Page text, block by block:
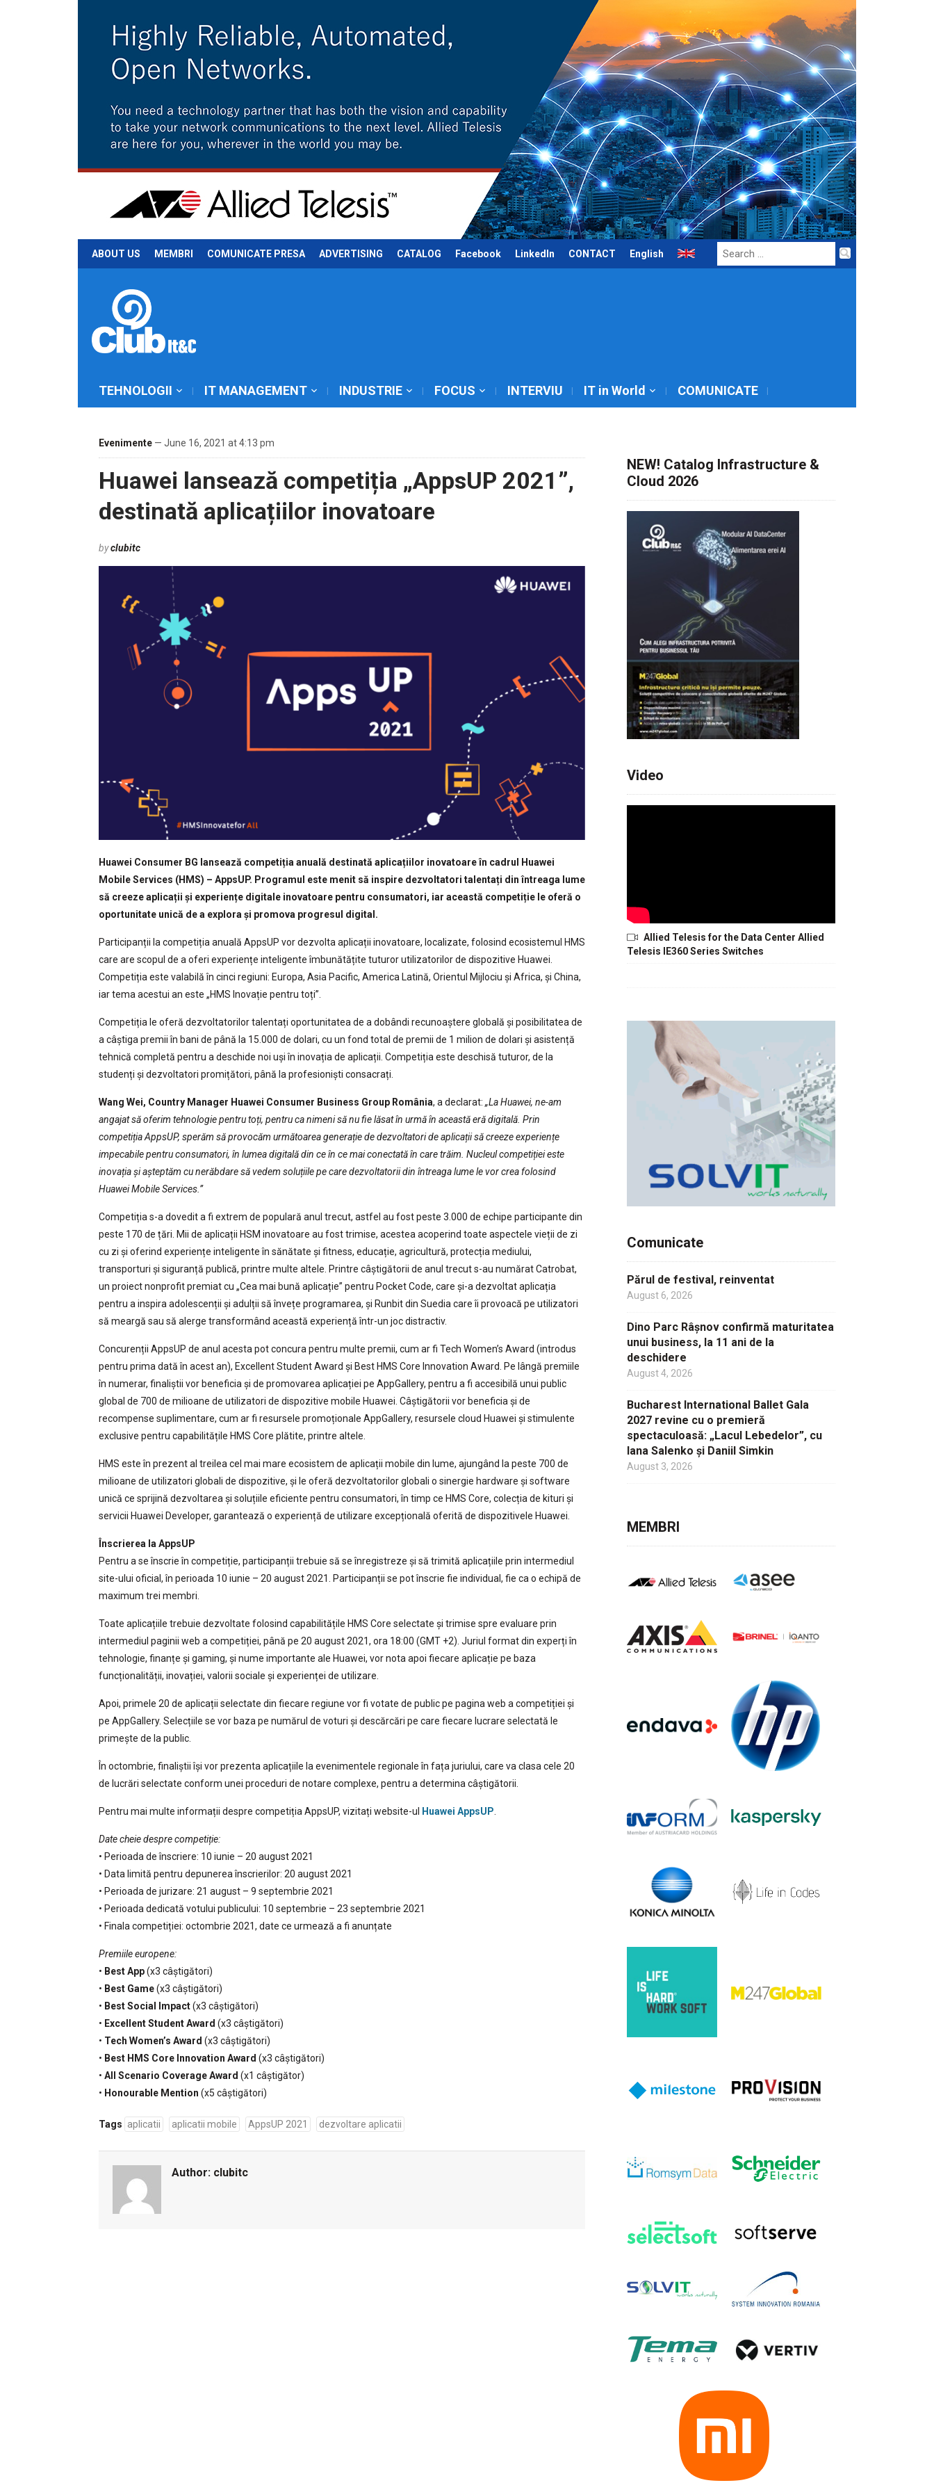
ABOUT US MEMBRI COMUNICATE PRESA ADVERTISING CATALOG Facebook LinkedIn CONTACT English
Search
for:
TEHNOLOGII IT MANAGEMENT INDUSTRIE FOCUS INTERVIU IT in World COMUNICATE
Evenimente — June 16, 2021 at 4:13 pm
Huawei lansează competiția „AppsUP 2021”,
destinată aplicațiilor inovatoare
byclubitc
Huawei Consumer BG lansează competiția anuală destinată aplicațiilor inovatoare în cadrul Huawei
Mobile Services (HMS) – AppsUP. Programul este menit să inspire dezvoltatori talentați din întreaga lume
să creeze aplicații și experiențe digitale inovatoare pentru consumatori, iar această competiție le oferă o
oportunitate unică de a explora și promova progresul digital.
Participanții la competiția anuală AppsUP vor dezvolta aplicații inovatoare, localizate, folosind ecosistemul HMS
care are scopul de a oferi experiențe inteligente îmbunătățite tuturor utilizatorilor de dispozitive Huawei.
Competiția este valabilă în cinci regiuni: Europa, Asia Pacific, America Latină, Orientul Mijlociu și Africa, și China,
iar tema acestui an este „HMS Inovație pentru toți”.
Competiția le oferă dezvoltatorilor talentați oportunitatea de a dobândi recunoaștere globală și posibilitatea de
a câștiga premii în bani de până la 15.000 de dolari, cu un fond total de premii de 1 milion de dolari și asistență
tehnică completă pentru a deschide noi uși în inovația de aplicații. Competiția este deschisă tuturor, de la
studenți și dezvoltatori promițători, până la profesioniști consacrați.
Wang Wei, Country Manager Huawei Consumer Business Group România, a declarat: „La Huawei, ne-am
angajat să oferim tehnologie pentru toți, pentru ca nimeni să nu fie lăsat în urmă în această eră digitală. Prin
competiția AppsUP, sperăm să provocăm următoarea generație de dezvoltatori de aplicații să creeze experiențe
impecabile pentru consumatori, în lumea digitală din ce în ce mai conectată în care trăim. Nucleul competiției este
inovația și așteptăm cu nerăbdare să vedem soluțiile pe care dezvoltatorii din întreaga lume le vor crea folosind
Huawei Mobile Services.”
Competiția s-a dovedit a fi extrem de populară anul trecut, astfel au fost peste 3.000 de echipe participante din
peste 170 de țări. Mii de aplicații HSM inovatoare au fost trimise, acestea acoperind toate aspectele vieții de zi
cu zi și oferind experiențe inteligente în sănătate și fitness, educație, agricultură, protecția mediului,
transporturi și siguranță publică, printre multe altele. Printre câștigătorii de anul trecut s-au numărat Catrobat,
un proiect nonprofit premiat cu „Cea mai bună aplicație” pentru Pocket Code, care și-a dezvoltat aplicația
pentru a inspira adolescenții și adulții să învețe programarea, și Runbit din Suedia care îi provoacă pe utilizatori
să meargă sau să alerge transformând această experiență într-un joc distractiv.
Concurenții AppsUP de anul acesta pot concura pentru multe premii, cum ar fi Tech Women’s Award (introdus
pentru prima dată în acest an), Excellent Student Award și Best HMS Core Innovation Award. Pe lângă premiile
în numerar, finaliștii vor beneficia și de promovarea aplicației pe AppGallery, pentru a fi accesibilă unui public
global de 700 de milioane de utilizatori de dispozitive mobile Huawei. Câștigătorii vor beneficia și de
recompense suplimentare, cum ar fi resursele promoționale AppGallery, resursele cloud Huawei și stimulente
exclusive pentru capabilitățile HMS Core plătite, printre altele.
HMS este în prezent al treilea cel mai mare ecosistem de aplicații mobile din lume, ajungând la peste 700 de
milioane de utilizatori globali de dispozitive, și le oferă dezvoltatorilor globali o sinergie hardware și software
unică ce sprijină dezvoltarea și soluțiile eficiente pentru consumatori, în timp ce HMS Core, colecția de kituri și
servicii Huawei Developer, garantează o experiență de utilizare excepțională oferită de dispozitivele Huawei.
Înscrierea la AppsUP
Pentru a se înscrie în competiție, participanții trebuie să se înregistreze și să trimită aplicațiile prin intermediul
site-ului oficial, în perioada 10 iunie – 20 august 2021. Participanții se pot înscrie fie individual, fie ca o echipă de
maximum trei membri.
Toate aplicațiile trebuie dezvoltate folosind capabilitățile HMS Core selectate și trimise spre evaluare prin
intermediul paginii web a competiției, până pe 20 august 2021, ora 18:00 (GMT +2). Juriul format din experți în
tehnologie, finanțe și gaming, și nume importante ale Huawei, vor nota apoi fiecare aplicație pe baza
funcționalității, inovației, valorii sociale și experienței de utilizare.
Apoi, primele 20 de aplicații selectate din fiecare regiune vor fi votate de public pe pagina web a competiției și
pe AppGallery. Selecțiile se vor baza pe numărul de voturi și descărcări pe care fiecare lucrare selectată le
primește de la public.
În octombrie, finaliștii își vor prezenta aplicațiile la evenimentele regionale în fața juriului, care va clasa cele 20
de lucrări selectate conform unei proceduri de notare complexe, pentru a determina câștigătorii.
Pentru mai multe informații despre competiția AppsUP, vizitați website-ul Huawei AppsUP
Date cheie despre competiție:
• Perioada de înscriere: 10 iunie – 20 august 2021
• Data limită pentru depunerea înscrierilor: 20 august 2021
• Perioada de jurizare: 21 august – 9 septembrie 2021
• Perioada dedicată votului publicului: 10 septembrie – 23 septembrie 2021
• Finala competiției: octombrie 2021, date ce urmează a fi anunțate
Premiile europene:
• Best App(x3 câștigători)
• Best Game(x3 câștigători)
• Best Social Impact(x3 câștigători)
• Excellent Student Award (x3 câștigători)
• Tech Women’s Award (x3 câștigători)
• Best HMS Core Innovation Award (x3 câștigători)
• All Scenario Coverage Award (x1 câștigător)
• Honourable Mention (x5 câștigători)
Tags aplicatii aplicatii mobile AppsUP 2021 dezvoltare aplicatii
Author: clubitc
NEW! Catalog Infrastructure &
Cloud 2026
Video
Allied Telesis for the Data Center Allied
Telesis IE360 Series Switches
Comunicate
Părul de festival, reinventat
August 6, 2026
Dino Parc Râșnov confirmă maturitatea
unui business, la 11 ani de la
deschidere
August 4, 2026
Bucharest International Ballet Gala
2027 revine cu o premieră
spectaculoasă: „Lacul Lebedelor”, cu
Iana Salenko și Daniil Simkin
August 3, 2026
MEMBRI